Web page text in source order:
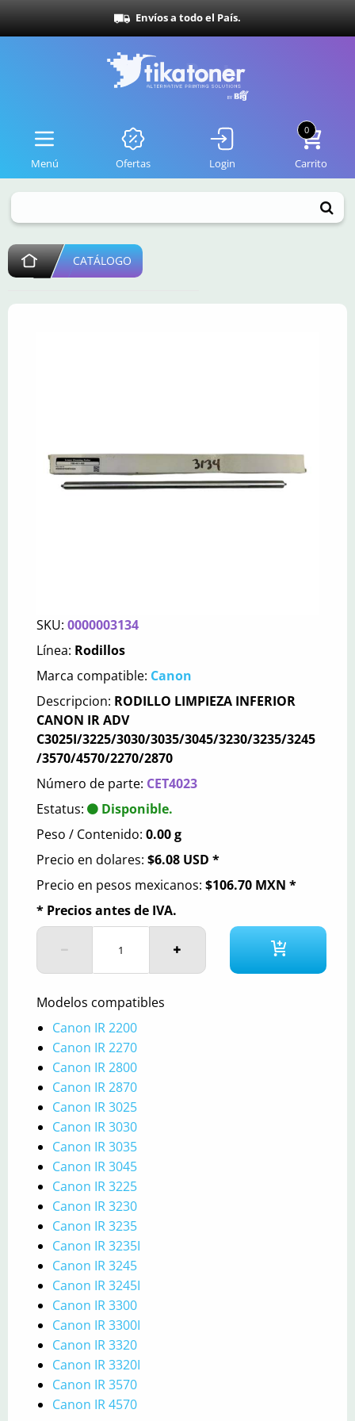
Envíos a todo el País.
Menú Ofertas Login Carrito
0
CATÁLOGO
SKU: 0000003134
Línea: Rodillos
Marca compatible: Canon
Descripcion: RODILLO LIMPIEZA INFERIOR
CANON IR ADV
C3025I/3225/3030/3035/3045/3230/3235/3245
/3570/4570/2270/2870
Número de parte: CET4023
Estatus:
Disponible.
Peso / Contenido: 0.00 g
Precio en dolares: $6.08 USD *
Precio en pesos mexicanos: $106.70 MXN *
* Precios antes de IVA.
Modelos compatibles
Canon IR 2200
Canon IR 2270
Canon IR 2800
Canon IR 2870
Canon IR 3025
Canon IR 3030
Canon IR 3035
Canon IR 3045
Canon IR 3225
Canon IR 3230
Canon IR 3235
Canon IR 3235I
Canon IR 3245
Canon IR 3245I
Canon IR 3300
Canon IR 3300I
Canon IR 3320
Canon IR 3320I
Canon IR 3570
Canon IR 4570